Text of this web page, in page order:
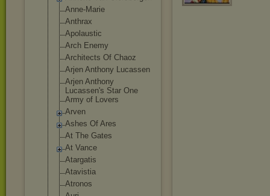
Anne-Marie
Anthrax
Apolaustic
Arch Enemy
Architects Of Chaoz
Arjen Anthony Lucassen
Arjen Anthony
Lucassen's Star One
Army of Lovers
Arven
Ashes Of Ares
At The Gates
At Vance
Atargatis
Atavistia
Atronos